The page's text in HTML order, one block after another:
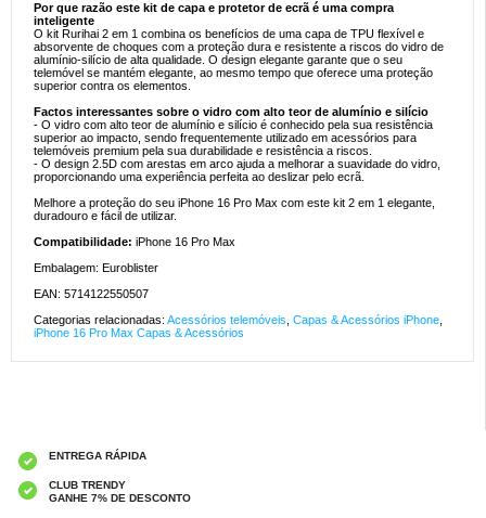
Por que razão este kit de capa e protetor de ecrã é uma compra
inteligente
O kit Rurihai 2 em 1 combina os benefícios de uma capa de TPU flexível e
absorvente de choques com a proteção dura e resistente a riscos do vidro de
alumínio-silício de alta qualidade. O design elegante garante que o seu
telemóvel se mantém elegante, ao mesmo tempo que oferece uma proteção
superior contra os elementos.
Factos interessantes sobre o vidro com alto teor de alumínio e silício
- O vidro com alto teor de alumínio e silício é conhecido pela sua resistência
superior ao impacto, sendo frequentemente utilizado em acessórios para
telemóveis premium pela sua durabilidade e resistência a riscos.
- O design 2.5D com arestas em arco ajuda a melhorar a suavidade do vidro,
proporcionando uma experiência perfeita ao deslizar pelo ecrã.
Melhore a proteção do seu iPhone 16 Pro Max com este kit 2 em 1 elegante,
duradouro e fácil de utilizar.
Compatibilidade: iPhone 16 Pro Max
Embalagem: Euroblister
EAN: 5714122550507
Categorias relacionadas: Acessórios telemóveis Capas & Acessórios iPhone
iPhone 16 Pro Max Capas & Acessórios
ENTREGA RÁPIDA
CLUB TRENDY
GANHE 7% DE DESCONTO